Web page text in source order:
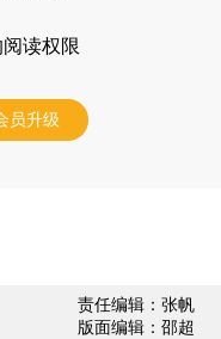
读权限
员升级
责任编辑：张帆
版面编辑：邵超